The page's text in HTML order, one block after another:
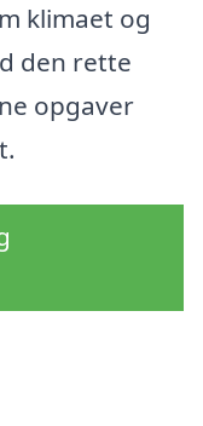
klimaet og
den rette
opgaver